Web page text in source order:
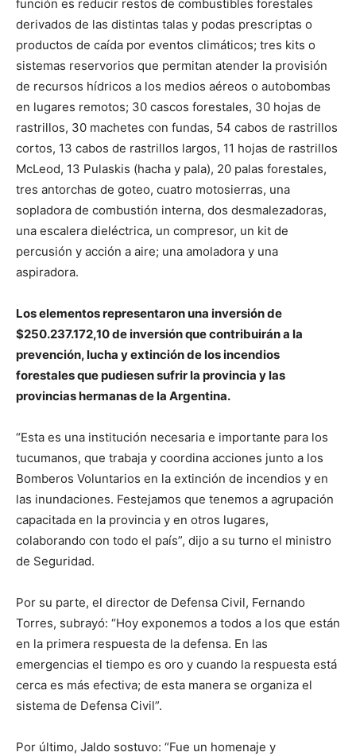
función es reducir restos de combustibles forestales
derivados de las distintas talas y podas prescriptas o
productos de caída por eventos climáticos; tres kits o
sistemas reservorios que permitan atender la provisión
de recursos hídricos a los medios aéreos o autobombas
en lugares remotos; 30 cascos forestales, 30 hojas de
rastrillos, 30 machetes con fundas, 54 cabos de rastrillos
cortos, 13 cabos de rastrillos largos, 11 hojas de rastrillos
McLeod, 13 Pulaskis (hacha y pala), 20 palas forestales,
tres antorchas de goteo, cuatro motosierras, una
sopladora de combustión interna, dos desmalezadoras,
una escalera dieléctrica, un compresor, un kit de
percusión y acción a aire; una amoladora y una
aspiradora.
Los elementos representaron una inversión de
$250.237.172,10 de inversión que contribuirán a la
prevención, lucha y extinción de los incendios
forestales que pudiesen sufrir la provincia y las
provincias hermanas de la Argentina.
“Esta es una institución necesaria e importante para los
tucumanos, que trabaja y coordina acciones junto a los
Bomberos Voluntarios en la extinción de incendios y en
las inundaciones. Festejamos que tenemos a agrupación
capacitada en la provincia y en otros lugares,
colaborando con todo el país”, dijo a su turno el ministro
de Seguridad.
Por su parte, el director de Defensa Civil, Fernando
Torres, subrayó: “Hoy exponemos a todos a los que están
en la primera respuesta de la defensa. En las
emergencias el tiempo es oro y cuando la respuesta está
cerca es más efectiva; de esta manera se organiza el
sistema de Defensa Civil”.
Por último, Jaldo sostuvo: “Fue un homenaje y